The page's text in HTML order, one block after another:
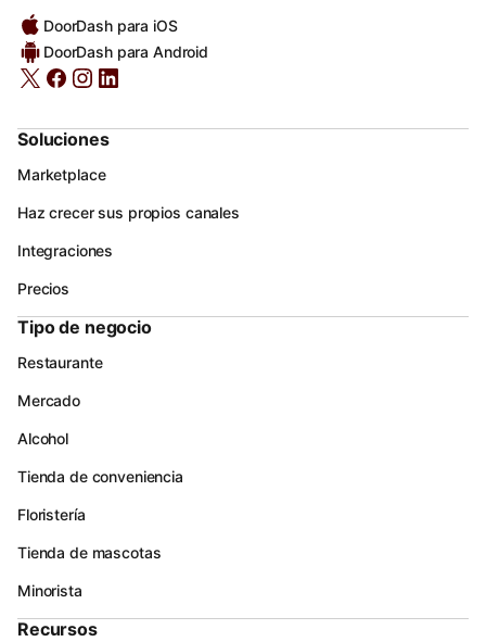
DoorDash para iOS
DoorDash para Android
Soluciones
Marketplace
Haz crecer sus propios canales
Integraciones
Precios
Tipo de negocio
Restaurante
Mercado
Alcohol
Tienda de conveniencia
Floristería
Tienda de mascotas
Minorista
Recursos